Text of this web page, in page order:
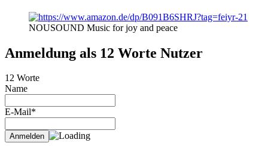
NOUSOUND Music for joy and peace
Anmeldung als 12 Worte Nutzer
12 Worte
Name
E-Mail*